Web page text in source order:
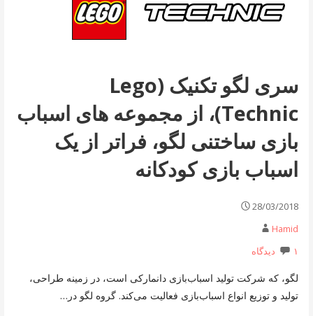
سری لگو تکنیک (Lego
Technic)، از مجموعه های اسباب
بازی ساختنی لگو، فراتر از یک
اسباب بازی کودکانه
28/03/2018
Hamid
۱ دیدگاه
لگو، که شرکت تولید اسباب‌بازی دانمارکی است، در زمینه طراحی،
تولید و توزیع انواع اسباب‌بازی فعالیت می‌کند. گروه لگو در…